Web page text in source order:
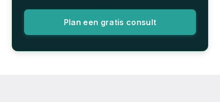
Plan een gratis consult